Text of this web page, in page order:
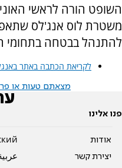
השופט הורה לראשי
משטרת לוס אנג'לס
להתנהל בבטחה בתחומי
לקריאת הכתבה באתר
מצאתם טעות או
פנו אלינו
אודות
יצירת קשר